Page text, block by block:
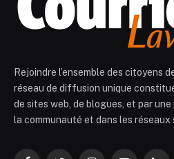
Rejoindre l’ensemble des citoyens
réseau de diffusion unique
de sites web, de blogues, et par
la communauté et dans les réseaux